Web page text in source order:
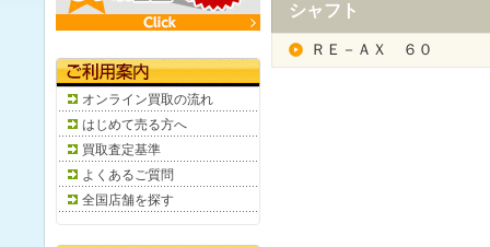
シャフト
ＲＥ－ＡＸ ６０
オンライン買取の流れ
はじめて売る方へ
買取査定基準
よくあるご質問
全国店舗を探す